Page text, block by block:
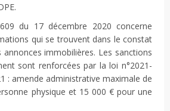
du 17 décembre 2020 concerne
qui se trouvent dans le constat
immobilières. Les sanctions
sont renforcées par la loi n°2021-
: amende administrative maximale de
physique et 15 000 € pour une